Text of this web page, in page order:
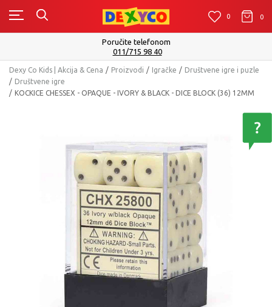
0 0 0
Isporuku možete očekivati u roku od 2 do 4 radna
Dexy Co Kids | Akcija & Cena Proizvodi Igračke
Društvene igre i puzle
Društvene igre
KOCKICE CHESSEX - OPAQUE - IVORY & BLACK - DICE BLOCK (36) 12MM